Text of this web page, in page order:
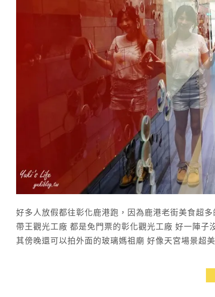
好多人放假都往彰化鹿港跑，因為鹿港老街美食超
帶王觀光工廠 都是免門票的彰化觀光工廠 好一陣
其傍晚還可以拍外面的玻璃媽祖廟 好像天宮場景超